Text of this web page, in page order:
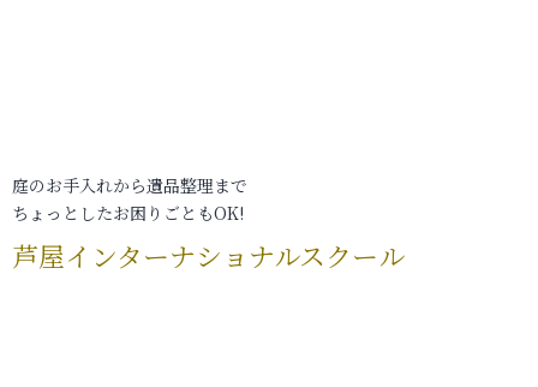
庭のお手入れから遺品整理まで
ちょっとしたお困りごともOK!
芦屋インターナショナルスクール